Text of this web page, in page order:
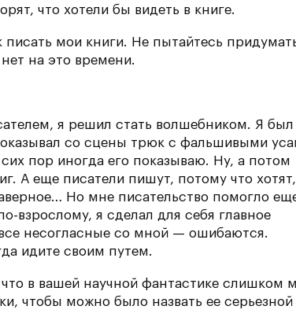
что хотели бы видеть в книге.
писать мои книги. Не пытайтесь
на это времени.
я решил стать волшебником. Я был
со сцены трюк с фальшивыми
пор иногда его показываю. Ну, а потом
А еще писатели пишут, потому что хотят,
Но мне писательство помогло
взрослому, я сделал для себя главное
несогласные со мной — ошибаются.
идите своим путем.
в вашей научной фантастике слишком
чтобы можно было назвать ее серьезной